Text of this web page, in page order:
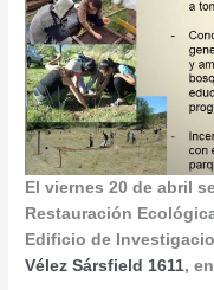
El viernes 20 de abril
Restauración
Edificio de
Vélez Sársfield 1611,